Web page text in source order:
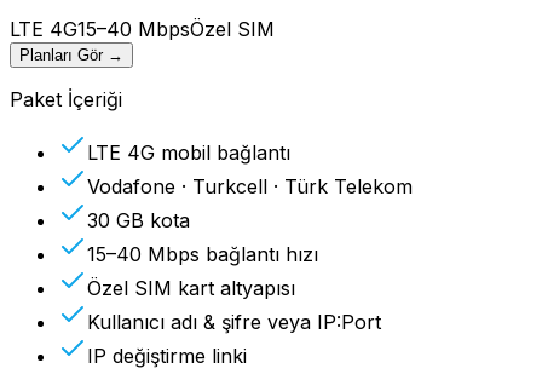
LTE 4G15–40 MbpsÖzel SIM
Planları Gör →
Paket İçeriği
LTE 4G mobil bağlantı
Vodafone · Turkcell · Türk Telekom
30 GB kota
15–40 Mbps bağlantı hızı
Özel SIM kart altyapısı
Kullanıcı adı & şifre veya IP:Port
IP değiştirme linki